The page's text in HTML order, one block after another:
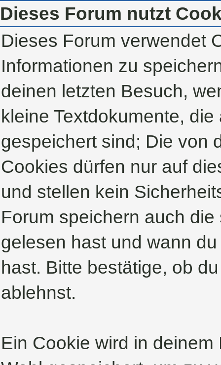
Dieses Forum nutzt
Dieses Forum verwendet
Informationen zu
deinen letzten Besuch,
kleine Textdokumente,
gespeichert sind; Die von
Cookies dürfen nur auf
und stellen kein
Forum speichern auch
gelesen hast und wann
hast. Bitte bestätige, ob
ablehnst.
Ein Cookie wird in